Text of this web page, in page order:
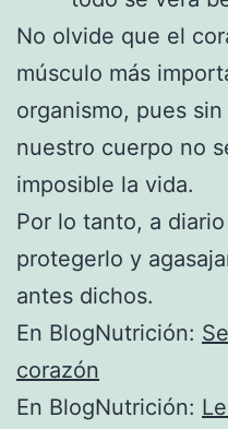
No olvide que el
músculo más
organismo, pues
nuestro cuerpo no
imposible la vida.
Por lo tanto, a
protegerlo y
antes dichos.
En BlogNutrición:
corazón
En BlogNutrición: